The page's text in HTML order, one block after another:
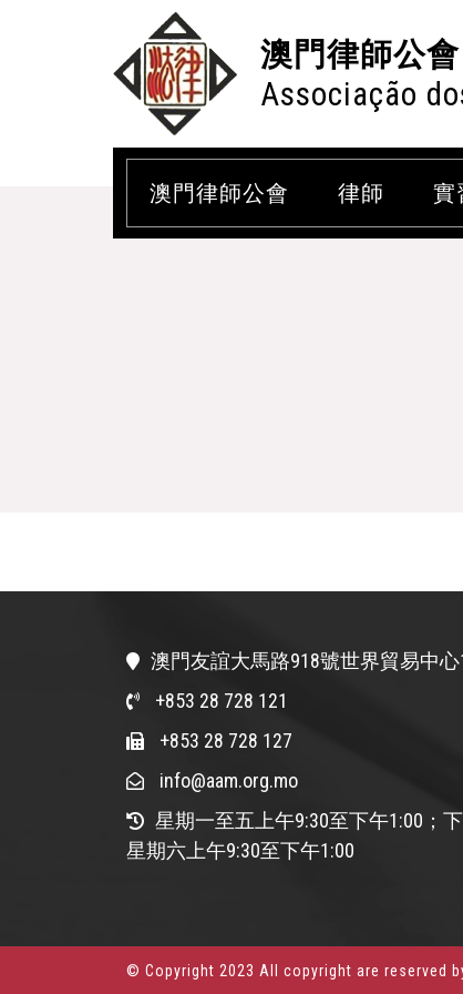
澳門律師公會
Associação
澳門律師公會 律師 實
澳門友誼大馬路918號世界貿易中心
+853 28 728 121
+853 28 728 127
info@aam.org.mo
星期一至五上午9:30至下午1:00；
星期六上午9:30至下午1:00
© Copyright 2023 All copyright are reserved